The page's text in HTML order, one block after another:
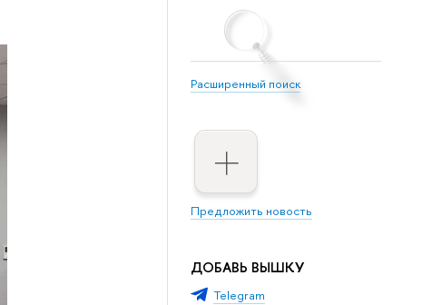
Расширенный поиск
Предложить новость
ДОБАВЬ ВЫШКУ
Telegram